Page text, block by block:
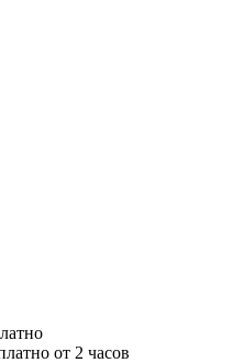
от 2 часов